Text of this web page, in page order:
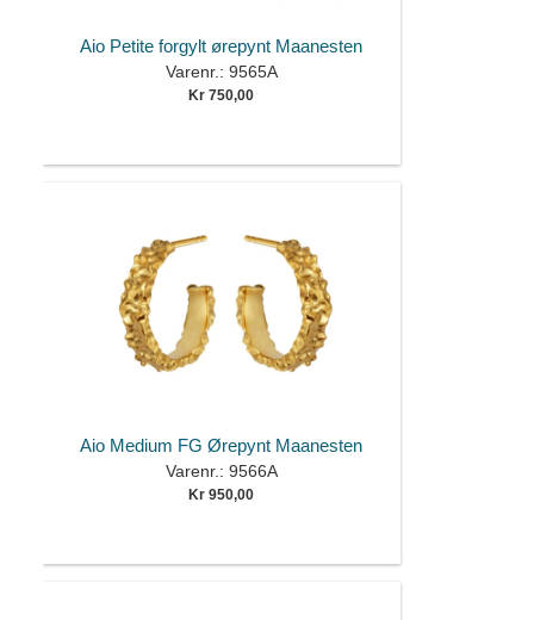
Aio Petite forgylt ørepynt Maanesten
Varenr.: 9565A
Kr 750,00
Aio Medium FG Ørepynt Maanesten
Varenr.: 9566A
Kr 950,00